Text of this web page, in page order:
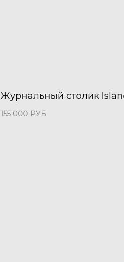
Журнальный столик
155 000 РУБ